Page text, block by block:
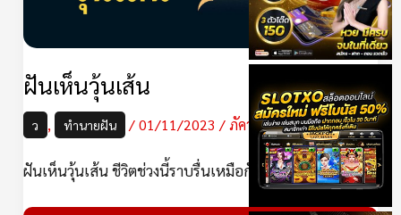
ฝันเห็นวุ้นเส้น
ว , ทำนายฝัน /01/11/2023/ภัควลัญชญ์
ฝันเห็นวุ้นเส้น ชีวิตช่วงนี้ราบรื่นเหมือกับวุ้นเส้นที่ย